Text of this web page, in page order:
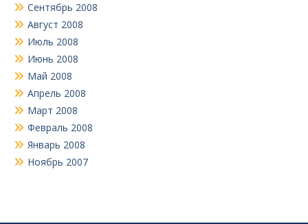
Сентябрь 2008
Август 2008
Июль 2008
Июнь 2008
Май 2008
Апрель 2008
Март 2008
Февраль 2008
Январь 2008
Ноябрь 2007